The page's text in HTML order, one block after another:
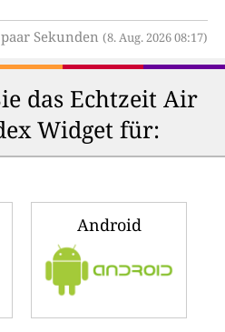
Sekunden (8. Aug. 2026 08:17)
das Echtzeit Air
Widget für:
Android